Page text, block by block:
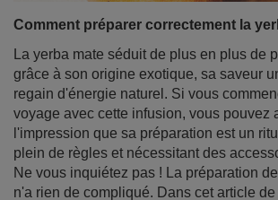
Ne vous inquiétez pas ! La préparation de
n'a rien de compliqué. Dans cet article de
vous montrons étape par étape comment
correctement - sans stress et sans
dents. Bonne lecture !
En savoir plus